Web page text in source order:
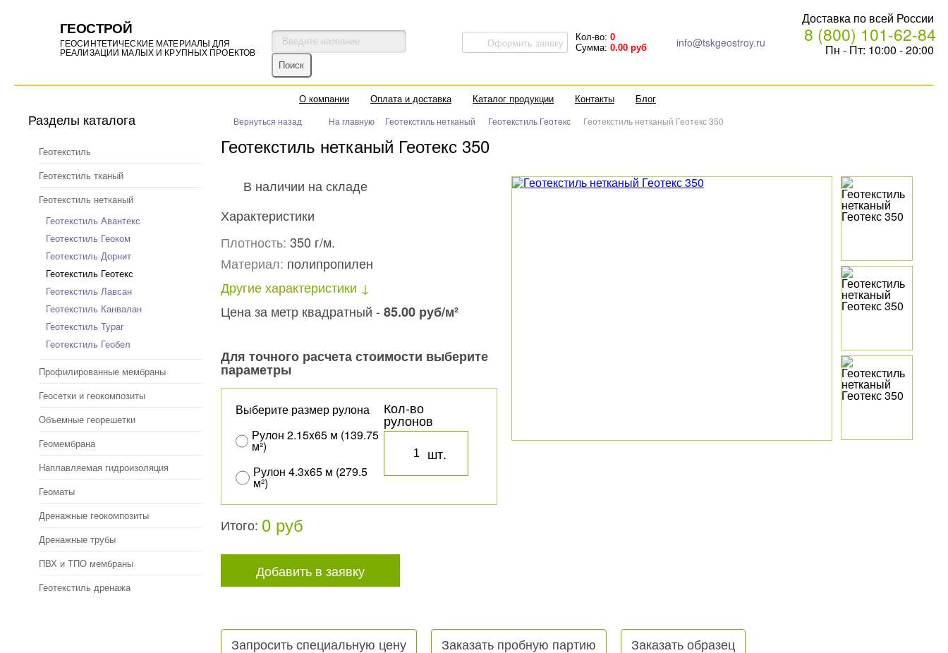
ГЕОСТРОЙ
ГЕОСИНТЕТИЧЕСКИЕ МАТЕРИАЛЫ ДЛЯ
РЕАЛИЗАЦИИ МАЛЫХ И КРУПНЫХ ПРОЕКТОВ
info@tskgeostroy.ru
Оформить заявку Кол-во:0
Сумма: 0.00 руб
Доставка по всей России
8 (800) 101-62-84
Пн - Пт: 10:00 - 20:00
О компании Оплата и доставка Каталог продукции Контакты Блог
Разделы каталога
Геотекстиль
Геотекстиль тканый
Геотекстиль нетканый
Геотекстиль Авантекс
Геотекстиль Геоком
Геотекстиль Дорнит
Геотекстиль Геотекс
Геотекстиль Лавсан
Геотекстиль Канвалан
Геотекстиль Typar
Геотекстиль Геобел
Профилированные мембраны
Геосетки и геокомпозиты
Объемные георешетки
Геомембрана
Наплавляемая гидроизоляция
Геоматы
Дренажные геокомпозиты
Дренажные трубы
ПВХ и ТПО мембраны
Геотекстиль дренажа
Вернуться назад На главную Геотекстиль нетканый Геотекстиль Геотекс Геотекстиль нетканый Геотекс 350
Геотекстиль нетканый Геотекс 350
В наличии на складе
Характеристики
Плотность: 350 г/м.
Материал: полипропилен
Другие характеристики
Цена за метр квадратный - 85.00 руб/м²
Для точного расчета стоимости выберите
параметры
Выберите размер рулона
Рулон 2.15x65 м (139.75
м²)
Рулон 4.3x65 м (279.5
м²)
Кол-во
рулонов
шт.
Итого: 0 руб
Добавить в заявку
Запросить специальную цену Заказать пробную партию Заказать образец